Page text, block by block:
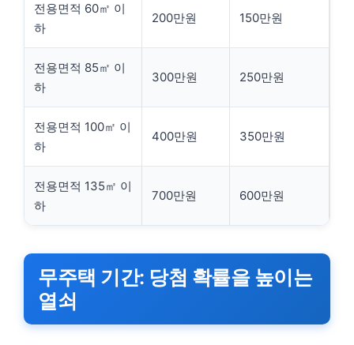
전용면적 60㎡ 이
하
200만원 150만원
전용면적 85㎡ 이
하
300만원 250만원
전용면적 100㎡ 이
하
400만원 350만원
전용면적 135㎡ 이
하
700만원 600만원
무주택 기간: 당첨 확률을 높이는
열쇠